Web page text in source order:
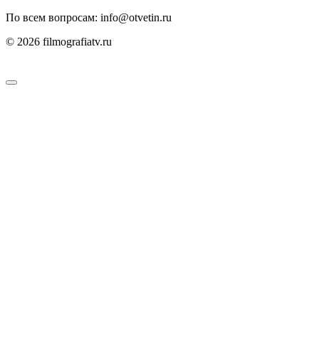
По всем вопросам: info@otvetin.ru
© 2026 filmografiatv.ru